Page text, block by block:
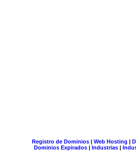
Registro de Dominios| Web Hosting |
Dominios Expirados | Industrias |